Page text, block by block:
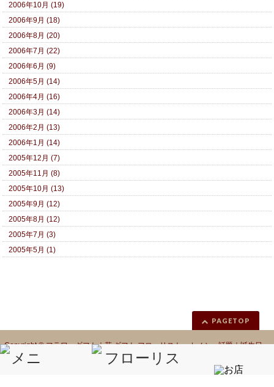
2006年10月 (19)
2006年9月 (18)
2006年8月 (20)
2006年7月 (22)
2006年6月 (9)
2006年5月 (14)
2006年4月 (16)
2006年3月 (14)
2006年2月 (13)
2006年1月 (14)
2005年12月 (7)
2005年11月 (8)
2005年10月 (13)
2005年9月 (12)
2005年8月 (12)
2005年7月 (3)
2005年5月 (1)
PAGETOP
Copyright ©フラワーギフト｜花 ギフト フローリスト カノシェ話題｜誕生日
花｜胡蝶蘭｜プリザーブドフラワー All Rights Reserved.